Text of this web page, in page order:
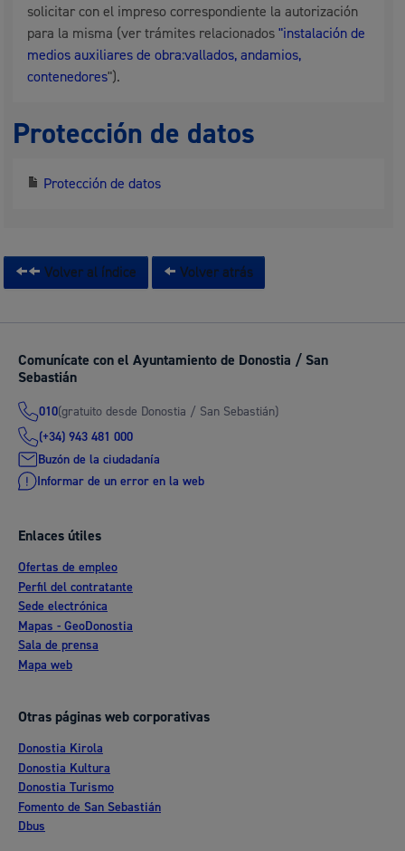
solicitar con el impreso correspondiente la autorización
para la misma (ver trámites relacionados"instalación de
medios auxiliares de obra:vallados, andamios,
contenedores").
Protección de datos
Protección de datos
Volver al índice Volver atrás
Comunícate con el Ayuntamiento de Donostia / San
Sebastián
010(gratuito desde Donostia / San Sebastián)
(+34) 943 481 000
Buzón de la ciudadanía
Informar de un error en la web
Enlaces útiles
Ofertas de empleo
Perfil del contratante
Sede electrónica
Mapas - GeoDonostia
Sala de prensa
Mapa web
Otras páginas web corporativas
Donostia Kirola
Donostia Kultura
Donostia Turismo
Fomento de San Sebastián
Dbus